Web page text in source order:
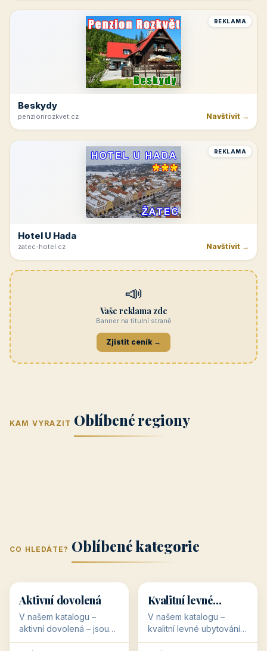
REKLAMA
Beskydy
penzionrozkvet.cz Navštívit →
REKLAMA
Hotel U Hada
zatec-hotel.cz Navštívit →
📣
Vaše reklama zde
Banner na titulní straně
Zjistit ceník →
KAM VYRAZIT Oblíbené regiony
(Jihomoravský
kraj)
kraj)
Zlínský kraj Žilinský
Karlovarský
Střední Čechy
(Středočeský
CO HLEDÁTE? Oblíbené kategorie
🥾 36 objektů
Aktivní dovolená
V našem katalogu –
aktivní dovolená – jsou
pro Vás připraveny
💰
💰
34 objektů
Kvalitní levné
ubytování
V našem katalogu –
kvalitní levné ubytování –
jsou pro Vás připraveny